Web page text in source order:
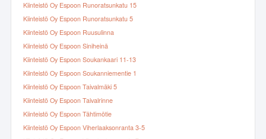
Kiinteistö Oy Espoon Runoratsunkatu 15
Kiinteistö Oy Espoon Runoratsunkatu 5
Kiinteistö Oy Espoon Ruusulinna
Kiinteistö Oy Espoon Siniheinä
Kiinteistö Oy Espoon Soukankaari 11-13
Kiinteistö Oy Espoon Soukanniementie 1
Kiinteistö Oy Espoon Taivalmäki 5
Kiinteistö Oy Espoon Taivalrinne
Kiinteistö Oy Espoon Tähtimötie
Kiinteistö Oy Espoon Viherlaaksonranta 3-5